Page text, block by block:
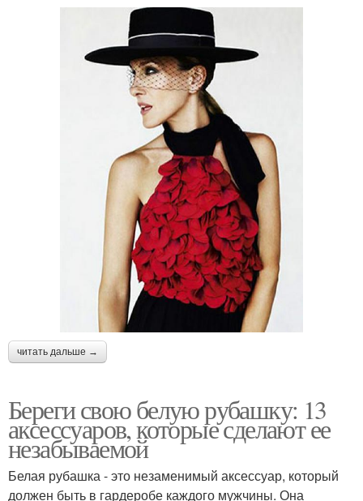
читать дальше →
Береги свою белую рубашку: 13
аксессуаров, которые сделают ее
незабываемой
Белая рубашка - это незаменимый аксессуар, который
должен быть в гардеробе каждого мужчины. Она